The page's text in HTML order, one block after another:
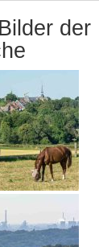
der